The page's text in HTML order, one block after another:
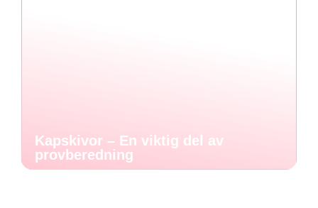
Kapskivor – En viktig del av
provberedning